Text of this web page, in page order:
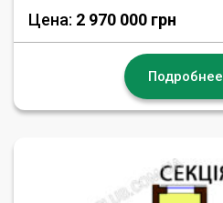
Цена: 2 970 000 грн
Подробнее